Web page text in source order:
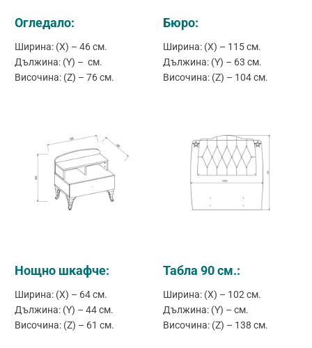
Огледало:
Ширина: (X) – 46 см.
Дължина: (Y) – см.
Височина: (Z) – 76 см.
Бюро:
Ширина: (X) – 115 см.
Дължина: (Y) – 63 см.
Височина: (Z) – 104 см.
Нощно шкафче:
Ширина: (X) – 64 см.
Дължина: (Y) – 44 см.
Височина: (Z) – 61 см.
Табла 90 см.:
Ширина: (X) – 102 см.
Дължина: (Y) – см.
Височина: (Z) – 138 см.